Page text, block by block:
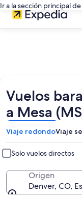
Ir a la sección principal
Vuelos
a Mesa
Viaje redondoViaje
Solo vuelos directos
Origen
Denver, CO,